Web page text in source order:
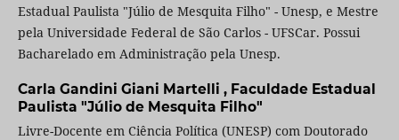
Estadual Paulista "Júlio de Mesquita Filho" - Unesp, e Mestre
pela Universidade Federal de São Carlos - UFSCar. Possui
Bacharelado em Administração pela Unesp.
Carla Gandini Giani Martelli , Faculdade Estadual
Paulista "Júlio de Mesquita Filho"
Livre-Docente em Ciência Política (UNESP) com Doutorado